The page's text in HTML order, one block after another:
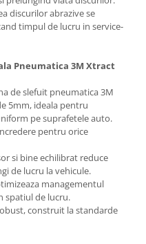
discurilor abrazive se
timpul de lucru in service-
Pneumatica 3M Xtract
de slefuit pneumatica 3M
5mm, ideala pentru
pe suprafetele auto.
pentru orice
si bine echilibrat reduce
de lucru la vehicule.
managementul
spatiul de lucru.
construit la standarde